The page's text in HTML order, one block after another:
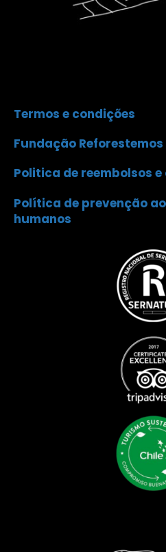
Termos e condições
Fundação Reforestemos
Politica de reembolsos
Política de prevenção
humanos